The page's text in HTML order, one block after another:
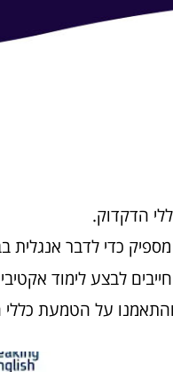
הדקדוק.
מספיק כדי לדבר אנגלית
לבצע לימוד
על הטמעת